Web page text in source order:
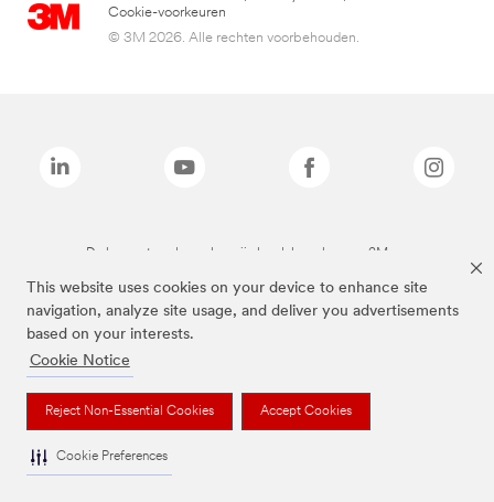
This website uses cookies on your device to enhance site
navigation, analyze site usage, and deliver you advertisements
based on your interests.
Cookie Notice
Reject Non-Essential Cookies Accept Cookies
Cookie Preferences
Cookie-voorkeuren
© 3M 2026. Alle rechten voorbehouden.
De bovenstaande merken zijn handelsmerken van 3M.we